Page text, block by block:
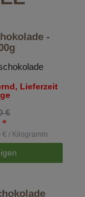
-
Lieferzeit
€
*
€ / Kilogramm